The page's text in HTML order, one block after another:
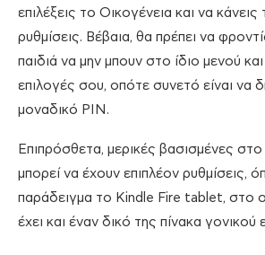
επιλέξεις το Οικογένεια και να κάνεις
ρυθμίσεις. Βέβαια, θα πρέπει να
παιδιά να μην μπουν στο ίδιο μενού
επιλογές σου, οπότε συνετό είναι να
μοναδικό PIN.
Επιπρόσθετα, μερικές βασισμένες
μπορεί να έχουν επιπλέον ρυθμίσεις,
παράδειγμα το Kindle Fire tablet, στο
έχει και έναν δικό της πίνακα γονικού